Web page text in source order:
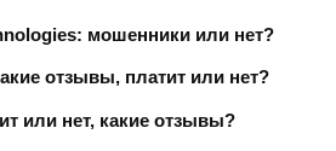
мошенники или нет?
отзывы, платит или нет?
или нет, какие отзывы?